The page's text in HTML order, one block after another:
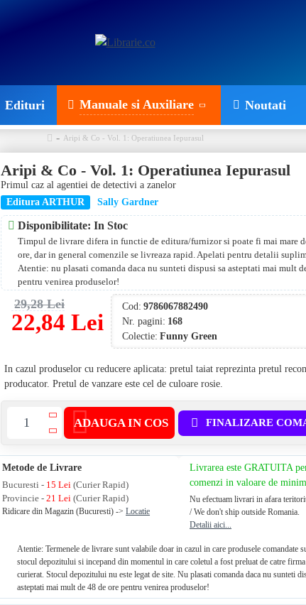
Edituri Manuale si Auxiliare Noutati
Aripi & Co - Vol. 1: Operatiunea Iepurasul
Aripi & Co - Vol. 1: Operatiunea Iepurasul
Primul caz al agentiei de detectivi a zanelor
Editura ARTHUR
Sally Gardner
Disponibilitate: In Stoc
Timpul de livrare difera in functie de editura/furnizor si poate fi mai mare
ore, dar in general comenzile se livreaza rapid. Apelati pentru detalii
Atentie: nu plasati comanda daca nu sunteti dispusi sa asteptati mai mult
pentru venirea produselor!
22,84 Lei
29,28 Lei Cod: 9786067882490
Nr. pagini: 168
Colectie: Funny Green
ADAUGA IN COS FINALIZARE
In cazul produselor cu reducere aplicata: pretul taiat reprezinta pretul
producator. Pretul de vanzare este cel de culoare rosie.
Metode de Livrare
Bucuresti - 15 Lei (Curier Rapid)
Provincie -21 Lei (Curier Rapid)
Ridicare din Magazin (Bucuresti) ->Locatie
Livrarea este GRATUITA
comenzi in valoare de
Nu efectuam livrari in afara
/ We don't ship outside Romania.
Detalii aici...
Atentie: Termenele de livrare sunt valabile doar in cazul in care produsele comandate
stocul depozitului si incepand din momentul in care coletul a fost preluat de catre
curierat. Stocul depozitului nu este legat de site. Nu plasati comanda daca nu sunteti
asteptati mai mult de 48 de ore pentru venirea produselor!